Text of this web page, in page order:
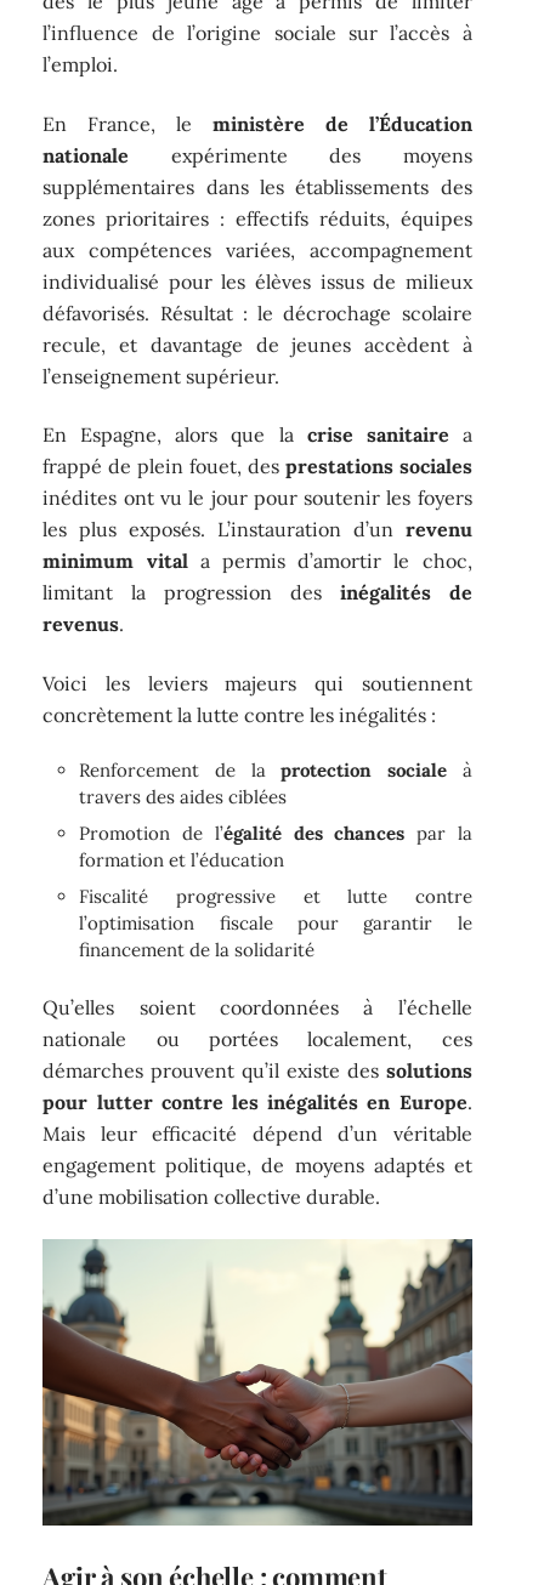
l’influence de l’origine sociale sur l’accès à
l’emploi.
En France, le ministère de l’Éducation
nationale expérimente des moyens
supplémentaires dans les établissements des
zones prioritaires : effectifs réduits, équipes
aux compétences variées, accompagnement
individualisé pour les élèves issus de milieux
défavorisés. Résultat : le décrochage scolaire
recule, et davantage de jeunes accèdent à
l’enseignement supérieur.
En Espagne, alors que la crise sanitaire a
frappé de plein fouet, des prestations sociales
inédites ont vu le jour pour soutenir les foyers
les plus exposés. L’instauration d’un revenu
minimum vitala permis d’amortir le choc,
limitant la progression des inégalités de
revenus.
Voici les leviers majeurs qui soutiennent
concrètement la lutte contre les inégalités :
Renforcement de laprotection socialeà
travers des aides ciblées
Promotion de l’égalité des chances par la
formation et l’éducation
Fiscalité progressive et lutte contre
l’optimisation fiscale pour garantir le
financement de la solidarité
Qu’elles soient coordonnées à l’échelle
nationale ou portées localement, ces
démarches prouvent qu’il existe des solutions
pour lutter contre les inégalités en Europe.
Mais leur efficacité dépend d’un véritable
engagement politique, de moyens adaptés et
d’une mobilisation collective durable.
Agir à son échelle : comment